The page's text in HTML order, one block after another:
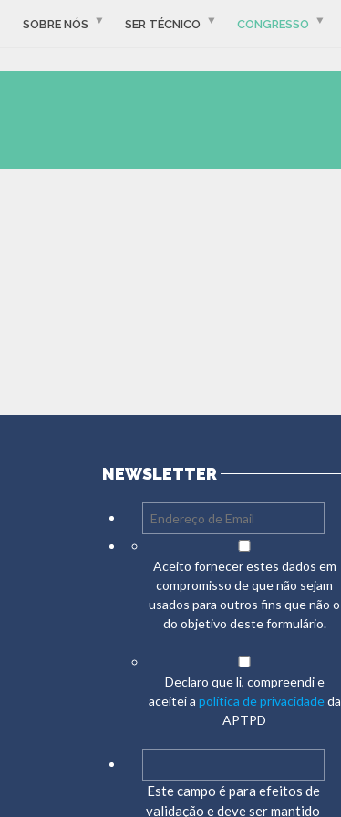
SOBRE NÓS SER TÉCNICO CONGRESSO
NEWSLETTER
Aceito fornecer estes dados em
compromisso de que não sejam
usados para outros fins que não o
do objetivo deste formulário.
Declaro que li, compreendi e
aceitei a política de privacidadeda
APTPD
Este campo é para efeitos de
validação e deve ser mantido